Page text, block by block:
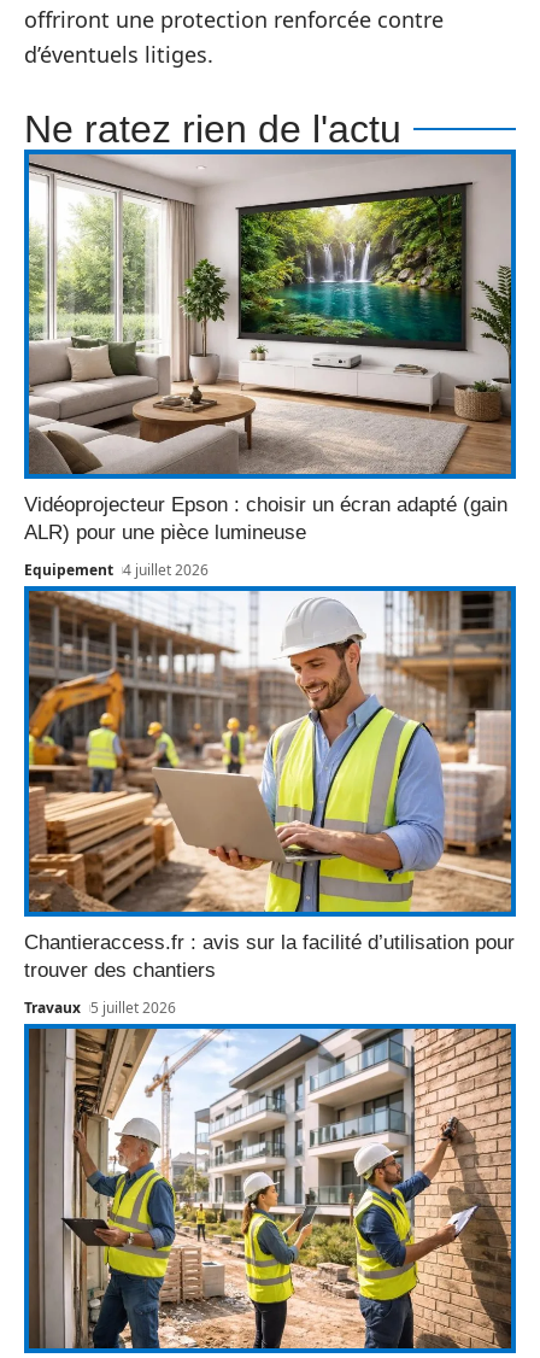
offriront une protection renforcée contre
d’éventuels litiges.
Ne ratez rien de l'actu
Vidéoprojecteur Epson : choisir un écran adapté (gain
ALR) pour une pièce lumineuse
Equipement 4 juillet 2026
Chantieraccess.fr : avis sur la facilité d’utilisation pour
trouver des chantiers
Travaux 5 juillet 2026